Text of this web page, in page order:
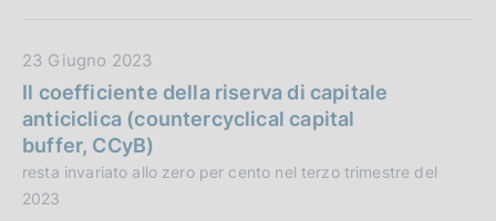
:
l
c
a
z
i
o
D
a
t
a
P
u
23 Giugno 2023
Il coefficiente della riserva di capitale
anticiclica (countercyclical capital
buffer, CCyB)
resta invariato allo zero per cento nel terzo trimestre del
2023